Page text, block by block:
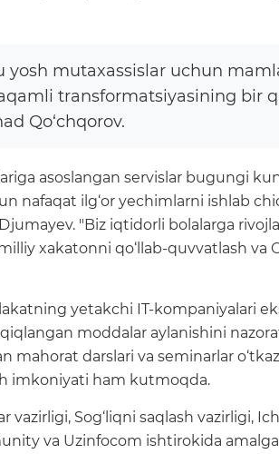
yosh mutaxassislar uchun
transformatsiyasining bir
Qo‘chqorov.
asoslangan servislar bugungi
nafaqat ilg‘or yechimlarni ishlab
"Biz iqtidorli bolalarga
xakatonni qo‘llab-quvvatlash va
yetakchi IT-kompaniyalari
moddalar aylanishini
mahorat darslari va seminarlar
imkoniyati ham kutmoqda.
Sog‘liqni saqlash vazirligi,
va Uzinfocom ishtirokida